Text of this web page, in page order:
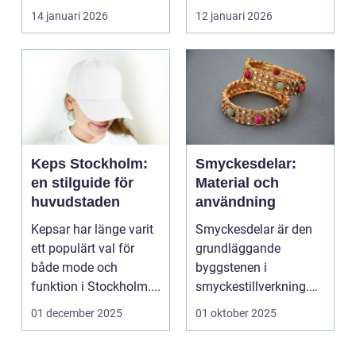
haft en central r...
14 januari 2026 12 januari 2026
Keps Stockholm:
en stilguide för
huvudstaden
Kepsar har länge varit
ett populärt val för
både mode och
funktion i Stockholm....
01 december 2025
Smyckesdelar:
Material och
användning
Smyckesdelar är den
grundläggande
byggstenen i
smyckestillverkning.
De ger utrymme fö...
01 oktober 2025